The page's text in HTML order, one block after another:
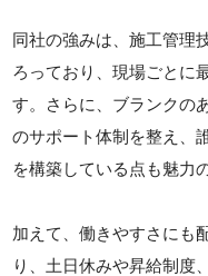
同社の強みは、施工管理
ろっており、現場ごとに
す。さらに、ブランクの
のサポート体制を整え、
を構築している点も魅力
加えて、働きやすさにも
り、土日休みや昇給制度